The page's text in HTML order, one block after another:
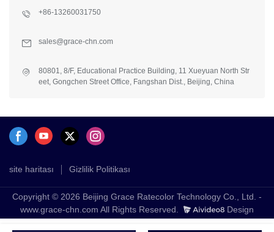
+86-13260031750
sales@grace-chn.com
80801, 8/F, Educational Practice Building, 11 Xueyuan North Str
eet, Gongchen Street Office, Fangshan Dist., Beijing, China
site haritası Gizlilik Politikası
Copyright © 2026 Beijing Grace Ratecolor Technology Co., Ltd. -
www.grace-chn.com All Rights Reserved.
Design